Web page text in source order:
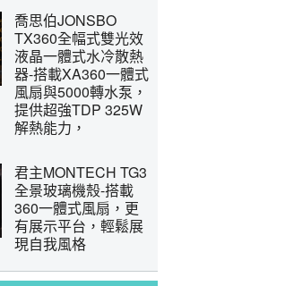
喬思伯JONSBO
TX360全幅式雙光效
液晶一體式水冷散熱
器-搭載XA360一體式
風扇與5000轉水泵，
提供超強TDP 325W
解熱能力，
君主MONTECH TG3
全景玻璃機殼-搭載
360一體式風扇，更
有展示平台，輕鬆展
現自我風格